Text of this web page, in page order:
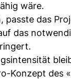
wäre.
passte das
das
Konzept des